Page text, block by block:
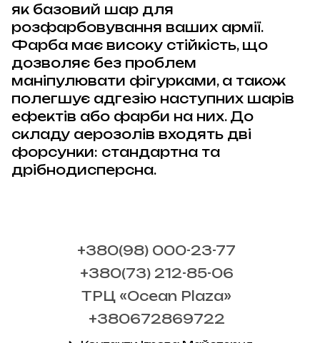
як базовий шар для
розфарбовування ваших армії.
Фарба має високу стійкість, що
дозволяє без проблем
маніпулювати фігурками, а також
полегшує адгезію наступних шарів
ефектів або фарби на них. До
складу аерозолів входять дві
форсунки: стандартна та
дрібнодисперсна.
+380(98) 000-23-77
+380(73) 212-85-06
ТРЦ «Ocean Plaza»
+380672869722